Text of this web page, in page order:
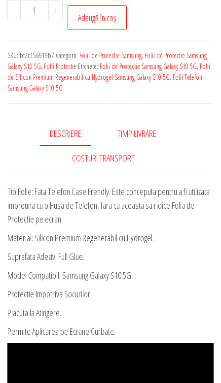
-
Cantitate
Folie
Samsung
Galaxy
S10
Premium
Regenerabil
+
Adaugă în coș
SKU: bf2c156919b7 Categorii: Folii de Protectie Samsung, Folii de Protectie Samsung
Galaxy S10 5G, Folii Protectie Etichete: Folii de Protectie Samsung Galaxy S10 5G, Folii
de Silicon Premium Regenerabil cu Hydrogel Samsung Galaxy S10 5G, Folii Telefon
Samsung Galaxy S10 5G
DESCRIERE TIMP LIVRARE
COSTURI TRANSPORT
Tip Folie: Fata Telefon Case Frendly. Este conceputa pentru a fi utilizata
impreuna cu o Husa de Telefon, fara ca aceasta sa ridice Folia de
Protectie pe ecran.
Material: Silicon Premium Regenerabil cu Hydrogel.
Suprafata Adeziv: Full Glue.
Model Compatibil: Samsung Galaxy S10 5G.
Protectie Impotriva Socurilor.
Placuta la Atingere.
Permite Aplicarea pe Ecrane Curbate.